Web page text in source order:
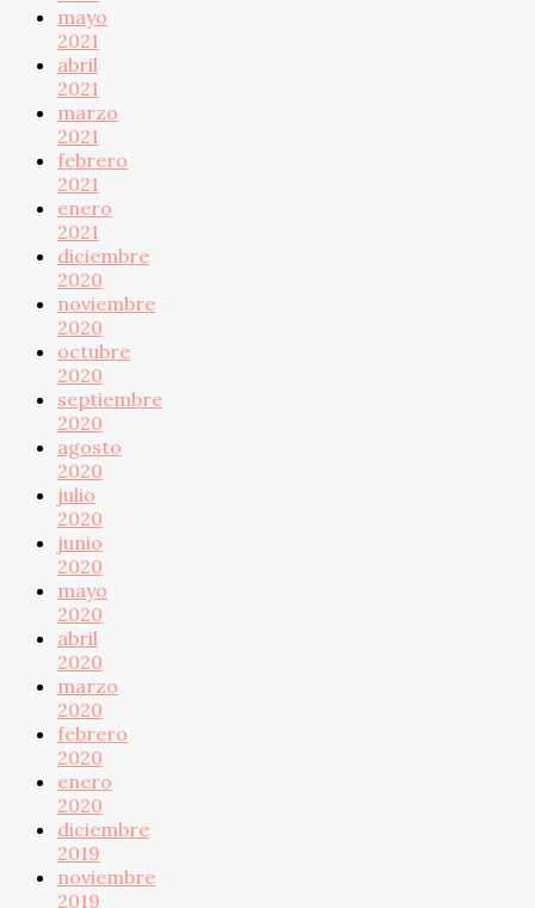
mayo
2021
abril
2021
marzo
2021
febrero
2021
enero
2021
diciembre
2020
noviembre
2020
octubre
2020
septiembre
2020
agosto
2020
julio
2020
junio
2020
mayo
2020
abril
2020
marzo
2020
febrero
2020
enero
2020
diciembre
2019
noviembre
2019